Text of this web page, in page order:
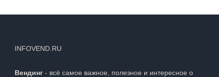
INFOVEND.RU
Вендинг - всё самое важное, полезное и интересное о